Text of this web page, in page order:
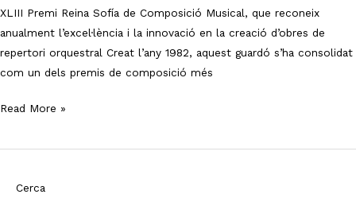
XLIII Premi Reina Sofía de Composició Musical, que reconeix
anualment l’excel·lència i la innovació en la creació d’obres de
repertori orquestral Creat l’any 1982, aquest guardó s’ha consolidat
com un dels premis de composició més
Sofía
Composició
Read More »
Cerca